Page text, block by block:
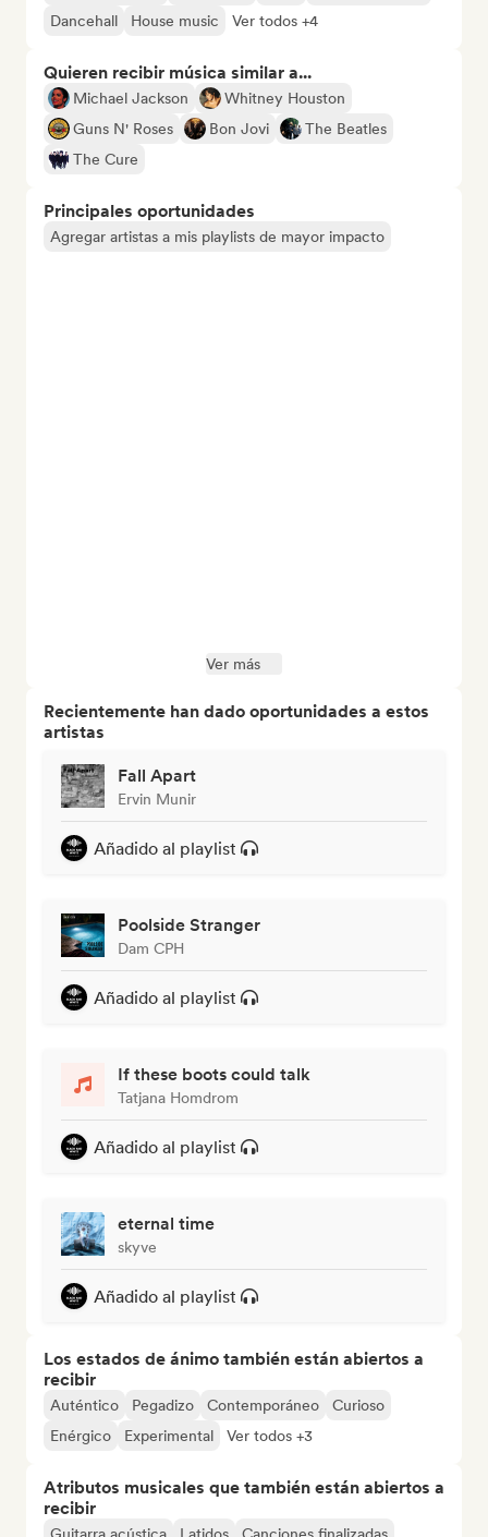
Dancehall
House music Ver todos +4
Quieren recibir música similar a...
Michael Jackson
Whitney Houston
Guns N' Roses
Bon Jovi
The Beatles
The Cure
Principales oportunidades
Agregar artistas a mis playlists de mayor impacto
Ver más
Recientemente han dado oportunidades a estos
artistas
Fall Apart
Ervin Munir
Añadido al playlist
Poolside Stranger
Dam CPH
Añadido al playlist
If these boots could talk
Tatjana Homdrom
Añadido al playlist
eternal time
skyve
Añadido al playlist
Los estados de ánimo también están abiertos a
recibir
Auténtico Pegadizo Contemporáneo
Curioso
Enérgico
Experimental Ver todos +3
Atributos musicales que también están abiertos a
recibir